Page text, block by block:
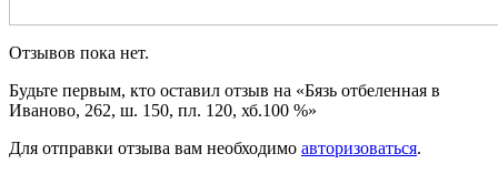
Отзывов пока нет.
Будьте первым, кто оставил отзыв на «Бязь отбеленная в
Иваново, 262, ш. 150, пл. 120, хб.100 %»
Для отправки отзыва вам необходимо авторизоваться.